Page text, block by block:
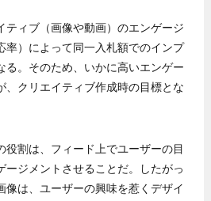
ティブ（画像や動画）のエンゲージ
率）によって同一入札額でのインプ
る。そのため、いかに高いエンゲー
、クリエイティブ作成時の目標とな
役割は、フィード上でユーザーの目
ージメントさせることだ。したがっ
像は、ユーザーの興味を惹くデザイ